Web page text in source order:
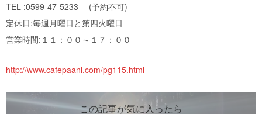
TEL :0599-47-5233 (予約不可)
定休日:毎週月曜日と第四火曜日
営業時間:１１：００～１７：００
http://www.cafepaani.com/pg115.html
この記事が気に入ったら